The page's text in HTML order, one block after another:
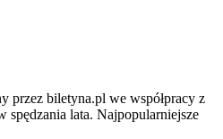
przez biletyna.pl we współpracy z
spędzania lata. Najpopularniejsze